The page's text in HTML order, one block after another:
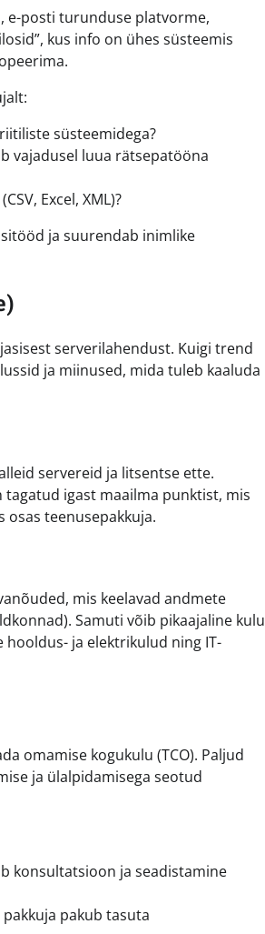
e-posti turunduse platvorme,
kus info on ühes süsteemis
süsteemidega?
vajadusel luua rätsepatööna
Excel, XML)?
ja suurendab inimlike
serverilahendust. Kuigi trend
ja miinused, mida tuleb kaaluda
servereid ja litsentse ette.
igast maailma punktist, mis
osas teenusepakkuja.
mis keelavad andmete
Samuti võib pikaajaline kulu
ja elektrikulud ning IT-
omamise kogukulu (TCO). Paljud
ja ülalpidamisega seotud
konsultatsioon ja seadistamine
pakub tasuta